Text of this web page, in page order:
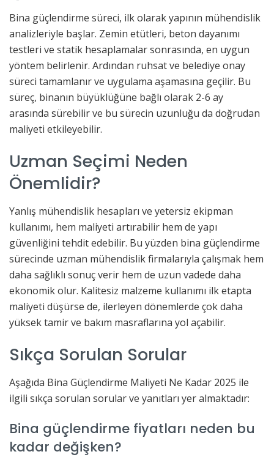
Bina güçlendirme süreci, ilk olarak yapının mühendislik
analizleriyle başlar. Zemin etütleri, beton dayanımı
testleri ve statik hesaplamalar sonrasında, en uygun
yöntem belirlenir. Ardından ruhsat ve belediye onay
süreci tamamlanır ve uygulama aşamasına geçilir. Bu
süreç, binanın büyüklüğüne bağlı olarak 2-6 ay
arasında sürebilir ve bu sürecin uzunluğu da doğrudan
maliyeti etkileyebilir.
Uzman Seçimi Neden
Önemlidir?
Yanlış mühendislik hesapları ve yetersiz ekipman
kullanımı, hem maliyeti artırabilir hem de yapı
güvenliğini tehdit edebilir. Bu yüzden bina güçlendirme
sürecinde uzman mühendislik firmalarıyla çalışmak hem
daha sağlıklı sonuç verir hem de uzun vadede daha
ekonomik olur. Kalitesiz malzeme kullanımı ilk etapta
maliyeti düşürse de, ilerleyen dönemlerde çok daha
yüksek tamir ve bakım masraflarına yol açabilir.
Sıkça Sorulan Sorular
Aşağıda Bina Güçlendirme Maliyeti Ne Kadar 2025 ile
ilgili sıkça sorulan sorular ve yanıtları yer almaktadır:
Bina güçlendirme fiyatları neden bu
kadar değişken?